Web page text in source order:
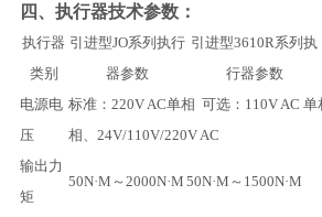
​四、执行器技术参数：
执行器
类别
引进型JO系列执行
器参数
引进型3610R系列执
行器参数
电源电
压
标准：220V AC单相 可选：110V AC 单
相、24V/110V/220V AC
输出力
矩
50N·M～2000N·M 50N·M～1500N·M